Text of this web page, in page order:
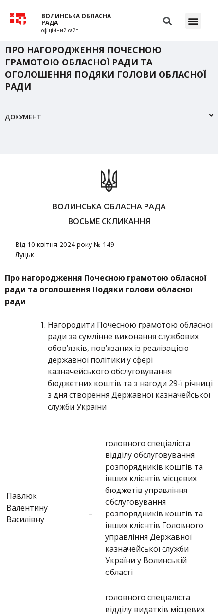
ВОЛИНСЬКА ОБЛАСНА
РАДА
офіційний сайт
ПРО НАГОРОДЖЕННЯ ПОЧЕСНОЮ
ГРАМОТОЮ ОБЛАСНОЇ РАДИ ТА
ОГОЛОШЕННЯ ПОДЯКИ ГОЛОВИ ОБЛАСНОЇ
РАДИ
ДОКУМЕНТ
ВОЛИНСЬКА ОБЛАСНА РАДА
ВОСЬМЕ СКЛИКАННЯ
Від 10 квітня 2024 року № 149
Луцьк
Про нагородження Почесною грамотою обласної
ради та оголошення Подяки голови обласної
ради
Нагородити Почесною грамотою обласної
ради за сумлінне виконання службових
обов’язків, пов’язаних із реалізацією
державної політики у сфері
казначейського обслуговування
бюджетних коштів та з нагоди 29-ї річниці
з дня створення Державної казначейської
служби України
Павлюк
Валентину
Василівну
–
головного спеціаліста
відділу обслуговування
розпорядників коштів та
інших клієнтів місцевих
бюджетів управління
обслуговування
розпорядників коштів та
інших клієнтів Головного
управління Державної
казначейської служби
України у Волинській
області
головного спеціаліста
відділу видатків місцевих